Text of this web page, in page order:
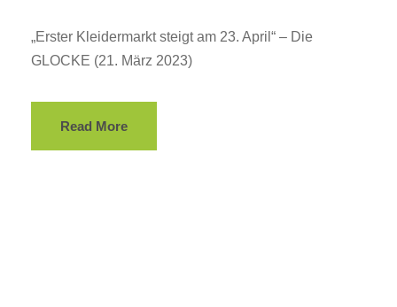
„Erster Kleidermarkt steigt am 23. April“ – Die
GLOCKE (21. März 2023)
Read More